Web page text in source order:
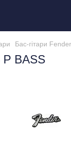
Бас-гітари Fender
P BASS